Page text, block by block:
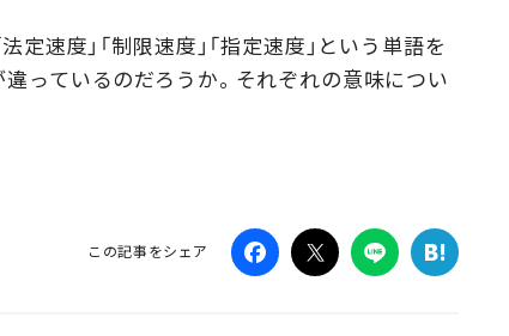
定速度」「制限速度」「指定速度」という単語を
っているのだろうか。それぞれの意味につい
この記事をシェア
Series